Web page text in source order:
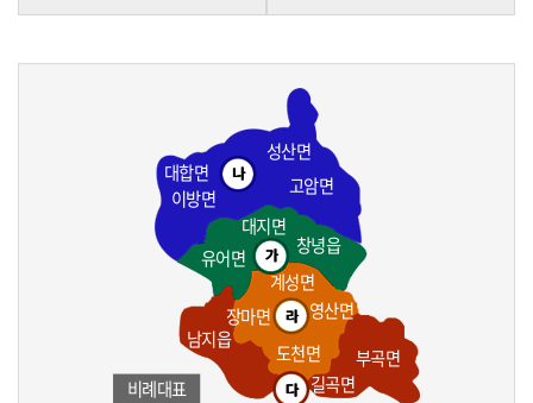
유어면
대지면
창녕읍
이방면
성산면
고암면
남지읍
길곡면
부곡면
장마면
계성면
영산면
도천면
비례대표
대합면